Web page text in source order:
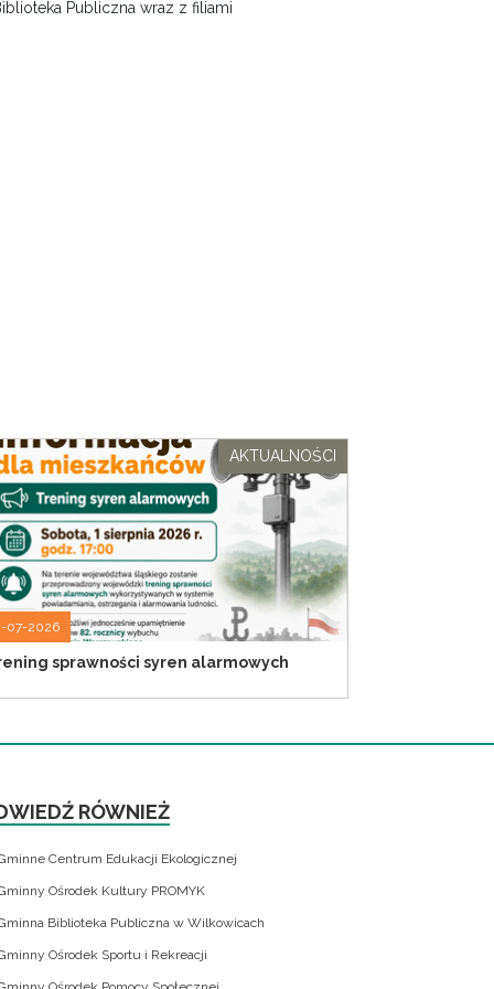
Publiczna wraz z filiami
07-2026
sprawności syren alarmowych
AKTUALNOŚCI
RÓWNIEŻ
Centrum Edukacji Ekologicznej
Ośrodek Kultury PROMYK
Biblioteka Publiczna w Wilkowicach
Ośrodek Sportu i Rekreacji